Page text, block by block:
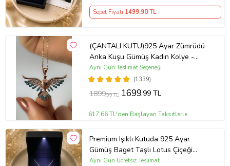
Sepet Fiyatı 1499,90 TL
(ÇANTALI KUTU)925 Ayar Zümrüdü
Anka Kuşu Gümüş Kadın Kolye -
MAVİ
(1339)
Aynı Gün Teslimat Seçeneği
1899,99 TL 1699,99 TL
617,66 TL'den Başlayan Taksitlerle
Premium Işıklı Kutuda 925 Ayar
Gümüş Baget Taşlı Lotus Çiçeği
Kolye
Aynı Gün Ücretsiz Teslimat